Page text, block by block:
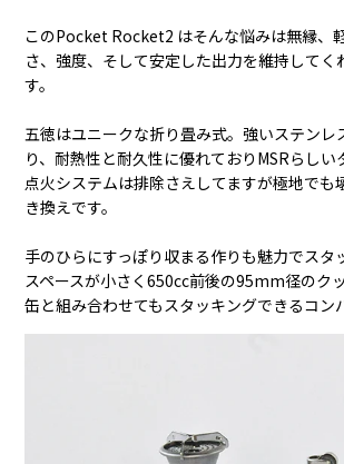
このPocket Rocket2 はそんな悩みは無縁、
さ、強度、そして安定した出力を維持してく
す。
五徳はユニークな折り畳み式。強いステンレ
り、耐熱性と耐久性に優れておりMSRらしい
点火システムは排除さえしてますが極地でも
き換えです。
手のひらにすっぽり収まる作りも魅力でスタ
スペースが小さく650cc前後の95mm径のク
缶と組み合わせてもスタッキングできるコン